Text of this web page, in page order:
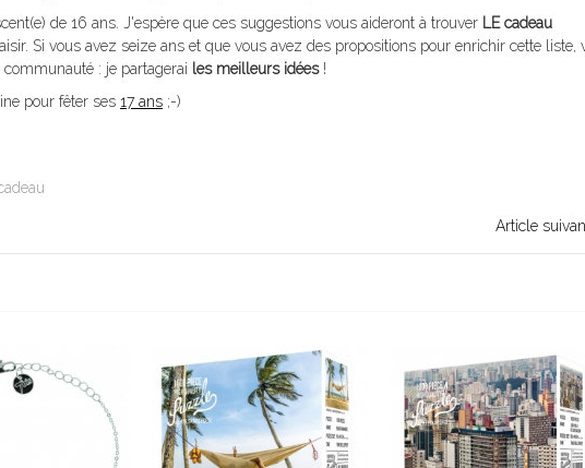
de 16 ans. J'espère que ces suggestions vous aideront à trouver LE cadeau
Si vous avez seize ans et que vous avez des propositions pour enrichir cette liste,
: je partagerai les meilleurs idées!
pour fêter ses 17 ans ;-)
Article